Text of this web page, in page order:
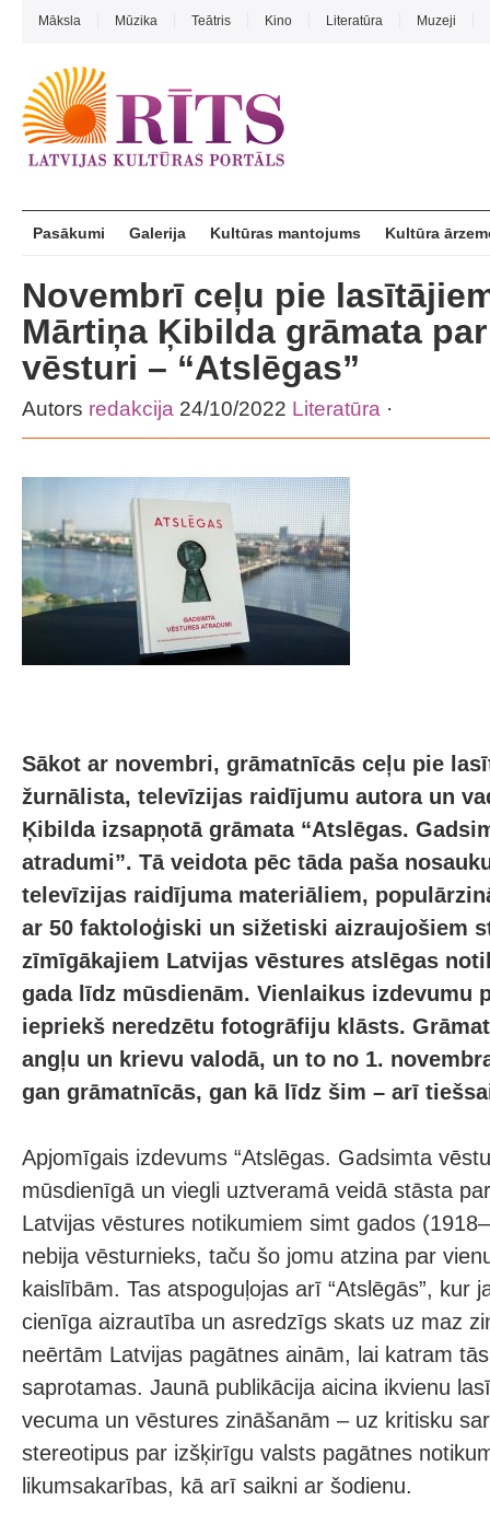
Māksla Mūzika Teātris Kino Literatūra Muzeji
Pasākumi Galerija Kultūras mantojums Kultūra
Novembrī ceļu pie
Mārtiņa Ķibilda grāmata
vēsturi – “Atslēgas”
Autors redakcija 24/10/2022 Literatūra ·
Sākot ar novembri, grāmatnīcās ceļu pie
žurnālista, televīzijas raidījumu autora un
Ķibilda izsapņotā grāmata “Atslēgas.
atradumi”. Tā veidota pēc tāda paša
televīzijas raidījuma materiāliem,
ar 50 faktoloģiski un sižetiski aizraujošiem
zīmīgākajiem Latvijas vēstures atslēgas
gada līdz mūsdienām. Vienlaikus izdevumu
iepriekš neredzētu fotogrāfiju klāsts.
angļu un krievu valodā, un to no 1.
gan grāmatnīcās, gan kā līdz šim – arī
Apjomīgais izdevums “Atslēgas. Gadsimta
mūsdienīgā un viegli uztveramā veidā stāsta
Latvijas vēstures notikumiem simt gados
nebija vēsturnieks, taču šo jomu atzina par
kaislībām. Tas atspoguļojas arī “Atslēgās”, kur
cienīga aizrautība un asredzīgs skats uz maz
neērtām Latvijas pagātnes ainām, lai katram
saprotamas. Jaunā publikācija aicina ikvienu
vecuma un vēstures zināšanām – uz kritisku
stereotipus par izšķirīgu valsts pagātnes
likumsakarības, kā arī saikni ar šodienu.